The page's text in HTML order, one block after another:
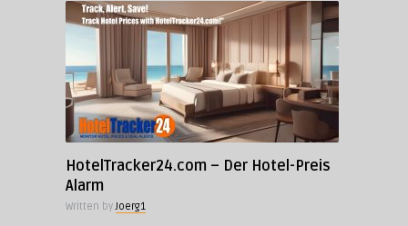
HotelTracker24.com – Der Hotel-Preis
Alarm
Written byJoerg1